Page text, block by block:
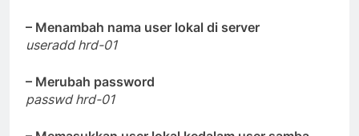
– Menambah nama user lokal di server
useradd hrd-01
– Merubah password
passwd hrd-01